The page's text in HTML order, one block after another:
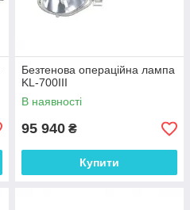
Безтенова операційна лампа
KL-700III
В наявності
95 940 ₴
Купити